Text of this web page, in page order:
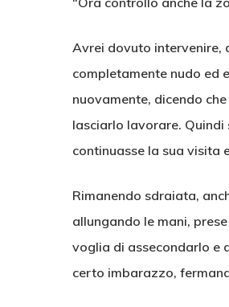
Avrei dovuto intervenire,
completamente nudo ed
nuovamente, dicendo
lasciarlo lavorare.
continuasse la sua visita
Rimanendo sdraiata,
allungando le mani,
voglia di assecondarlo e
certo imbarazzo,